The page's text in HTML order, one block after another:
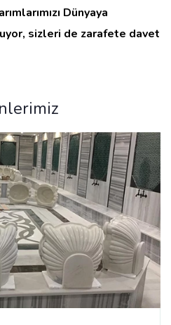
Dünyaya
sizleri de zarafete davet